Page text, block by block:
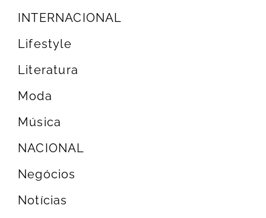
INTERNACIONAL
Lifestyle
Literatura
Moda
Música
NACIONAL
Negócios
Notícias